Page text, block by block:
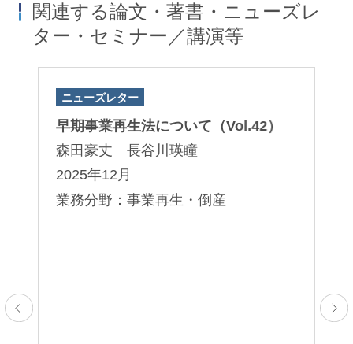
朝田規与至
Kiyoshi Asada
パートナー
Yoshikazu Suzuki
パートナー
関連する論文・著書・ニューズレ
ター・セミナー／講演等
ニューズレター
早期事業再生法について（Vol.42）
森田豪丈 長谷川瑛瞳
2025年12月
業務分野：事業再生・倒産